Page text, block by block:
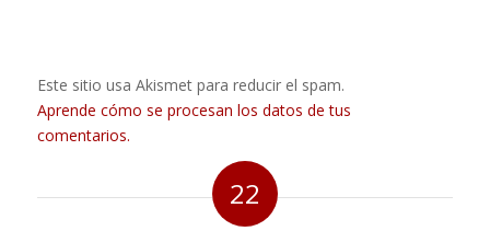
Este sitio usa Akismet para reducir el spam.
Aprende cómo se procesan los datos de tus
comentarios.
22